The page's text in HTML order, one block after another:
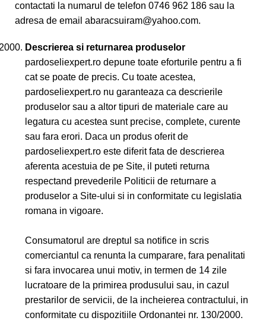
contactati la numarul de telefon 0746 962 186 sau la
adresa de email abaracsuiram@yahoo.com.
Descrierea si returnarea produselor
pardoseliexpert.ro depune toate eforturile pentru a fi
cat se poate de precis. Cu toate acestea,
pardoseliexpert.ro nu garanteaza ca descrierile
produselor sau a altor tipuri de materiale care au
legatura cu acestea sunt precise, complete, curente
sau fara erori. Daca un produs oferit de
pardoseliexpert.ro este diferit fata de descrierea
aferenta acestuia de pe Site, il puteti returna
respectand prevederile Politicii de returnare a
produselor a Site-ului si in conformitate cu legislatia
romana in vigoare.
Consumatorul are dreptul sa notifice in scris
comerciantul ca renunta la cumparare, fara penalitati
si fara invocarea unui motiv, in termen de 14 zile
lucratoare de la primirea produsului sau, in cazul
prestarilor de servicii, de la incheierea contractului, in
conformitate cu dispozitiile Ordonantei nr. 130/2000.